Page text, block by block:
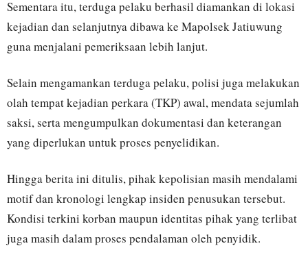
Sementara itu, terduga pelaku berhasil diamankan di lokasi
kejadian dan selanjutnya dibawa ke Mapolsek Jatiuwung
guna menjalani pemeriksaan lebih lanjut.
Selain mengamankan terduga pelaku, polisi juga melakukan
olah tempat kejadian perkara (TKP) awal, mendata sejumlah
saksi, serta mengumpulkan dokumentasi dan keterangan
yang diperlukan untuk proses penyelidikan.
Hingga berita ini ditulis, pihak kepolisian masih mendalami
motif dan kronologi lengkap insiden penusukan tersebut.
Kondisi terkini korban maupun identitas pihak yang terlibat
juga masih dalam proses pendalaman oleh penyidik.